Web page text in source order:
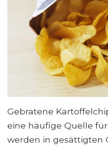
Gebratene
eine häufige Quelle
werden in gesättigten